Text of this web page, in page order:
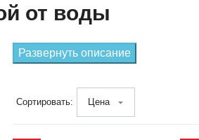
от воды
Развернуть описание
Сортировать: Цена